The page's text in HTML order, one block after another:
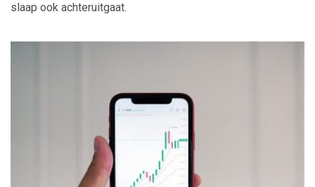
slaap ook achteruitgaat.